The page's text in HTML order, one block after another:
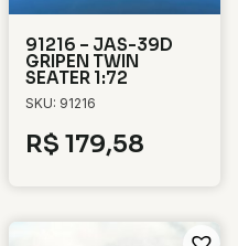
91216 – JAS-39D
GRIPEN TWIN
SEATER 1:72
SKU: 91216
R$ 179,58